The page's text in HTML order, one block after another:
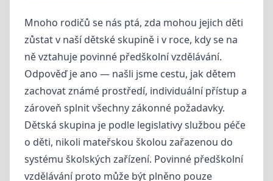
Mnoho rodičů se nás ptá, zda mohou jejich děti
zůstat v naší dětské skupině i v roce, kdy se na
ně vztahuje povinné předškolní vzdělávání.
Odpověď je ano — našli jsme cestu, jak dětem
zachovat známé prostředí, individuální přístup a
zároveň splnit všechny zákonné požadavky.
Dětská skupina je podle legislativy službou péče
o děti, nikoli mateřskou školou zařazenou do
systému školských zařízení. Povinné předškolní
vzdělávání proto může být plněno pouze